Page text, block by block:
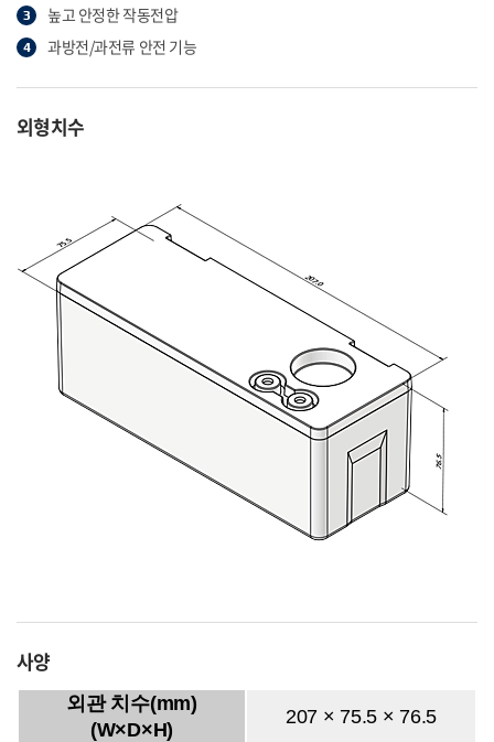
높고 안정한 작동전압
과방전/과전류 안전 기능
외형치수
사양
외관 치수(mm)
(W×D×H)
207 × 75.5 × 76.5